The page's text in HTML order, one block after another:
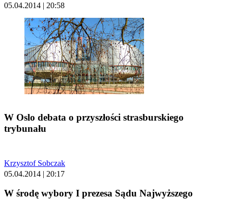
05.04.2014 | 20:58
W Oslo debata o przyszłości strasburskiego
trybunału
Krzysztof Sobczak
05.04.2014 | 20:17
W środę wybory I prezesa Sądu Najwyższego